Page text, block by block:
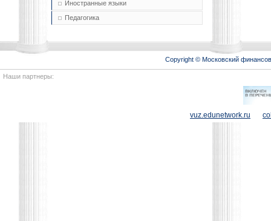
Иностранные языки
Педагогика
Copyright © Московский
Наши партнеры:
vuz.edunetwork.ru